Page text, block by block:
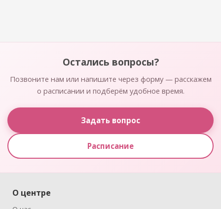
Остались вопросы?
Позвоните нам или напишите через форму — расскажем
о расписании и подберём удобное время.
Задать вопрос
Расписание
О центре